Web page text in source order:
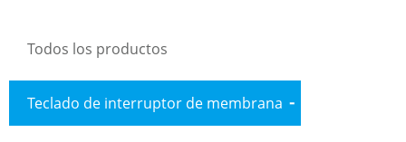
Todos los productos
Teclado de interruptor de membrana